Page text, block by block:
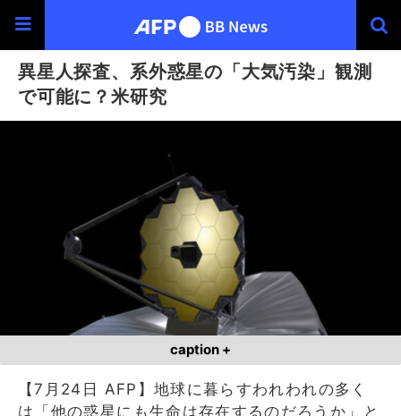
異星人探査、系外惑星の「大気汚染」観測
で可能に？米研究
caption +
【7月24日 AFP】地球に暮らすわれわれの多く
は「他の惑星にも生命は存在するのだろうか」と